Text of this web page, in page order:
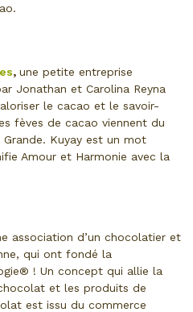
, une petite entreprise
Jonathan et Carolina Reyna
le cacao et le savoir-
fèves de cacao viennent du
Grande. Kuyay est un mot
Amour et Harmonie avec la
association d’un chocolatier et
qui ont fondé la
! Un concept qui allie la
et les produits de
est issu du commerce